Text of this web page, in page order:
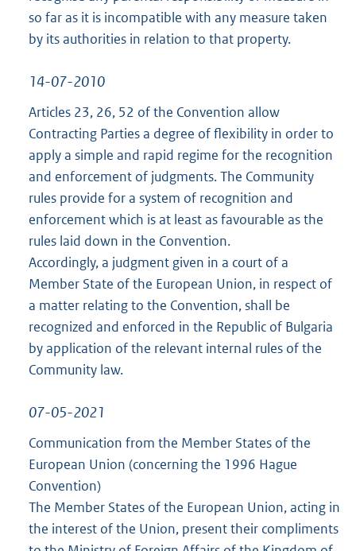
so far as it is incompatible with any measure taken
by its authorities in relation to that property.
14-07-2010
Articles 23, 26, 52 of the Convention allow
Contracting Parties a degree of flexibility in order to
apply a simple and rapid regime for the recognition
and enforcement of judgments. The Community
rules provide for a system of recognition and
enforcement which is at least as favourable as the
rules laid down in the Convention.
Accordingly, a judgment given in a court of a
Member State of the European Union, in respect of
a matter relating to the Convention, shall be
recognized and enforced in the Republic of Bulgaria
by application of the relevant internal rules of the
Community law.
07-05-2021
Communication from the Member States of the
European Union (concerning the 1996 Hague
Convention)
The Member States of the European Union, acting in
the interest of the Union, present their compliments